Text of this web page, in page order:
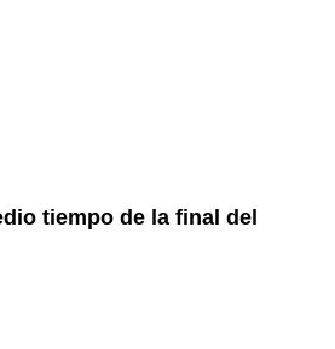
tiempo de la final del